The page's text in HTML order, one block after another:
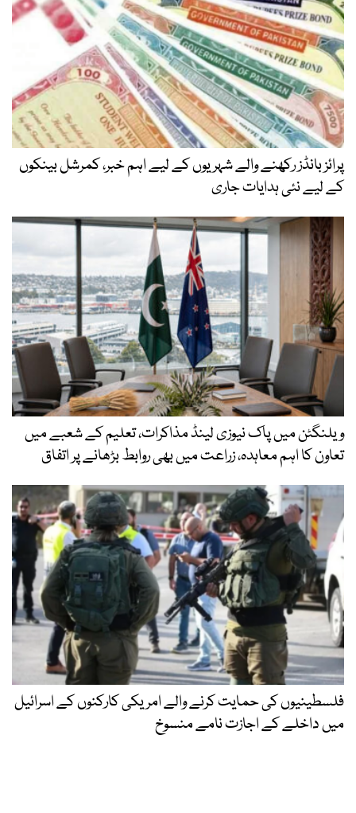
پرائز بانڈز رکھنے والے شہریوں کے لیے اہم خبر، کمرشل بینکوں
کے لیے نئی ہدایات جاری
ویلنگٹن میں پاک نیوزی لینڈ مذاکرات، تعلیم کے شعبے میں
تعاون کا اہم معاہدہ، زراعت میں بھی روابط بڑھانے پر اتفاق
فلسطینیوں کی حمایت کرنے والے امریکی کارکنوں کے اسرائیل
میں داخلے کے اجازت نامے منسوخ